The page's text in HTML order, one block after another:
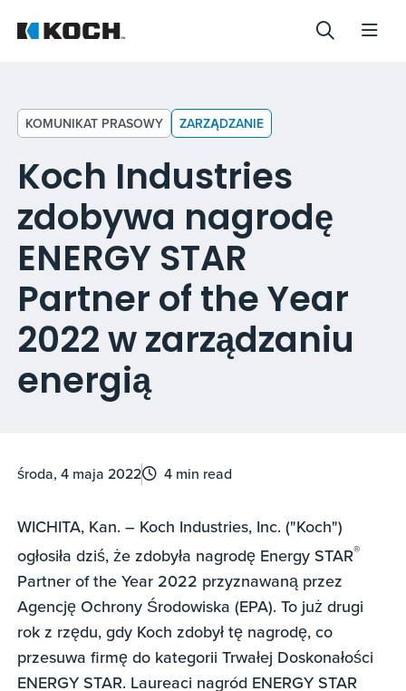
KOMUNIKAT PRASOWY ZARZĄDZANIE
Koch Industries
zdobywa nagrodę
ENERGY STAR
Partner of the Year
2022 w zarządzaniu
energią
środa, 4 maja 2022 4 min read
WICHITA, Kan. – Koch Industries, Inc. ("Koch")
ogłosiła dziś, że zdobyła nagrodę Energy STAR®
Partner of the Year 2022 przyznawaną przez
Agencję Ochrony Środowiska (EPA). To już drugi
rok z rzędu, gdy Koch zdobył tę nagrodę, co
przesuwa firmę do kategorii Trwałej Doskonałości
ENERGY STAR. Laureaci nagród ENERGY STAR